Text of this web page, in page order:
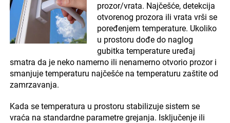
prozor/vrata. Najčešće, detekcija
otvorenog prozora ili vrata vrši se
poređenjem temperature. Ukoliko
u prostoru dođe do naglog
gubitka temperature uređaj
smatra da je neko namerno ili nenamerno otvorio prozor i
smanjuje temperaturu najčešće na temperaturu zaštite od
zamrzavanja.
Kada se temperatura u prostoru stabilizuje sistem se
vraća na standardne parametre grejanja. Isključenje ili